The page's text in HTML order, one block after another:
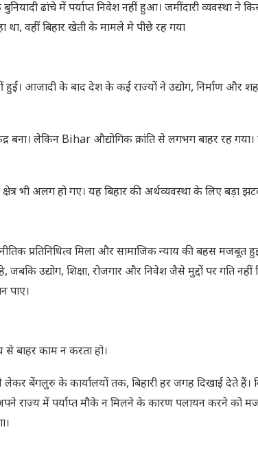
ढांचे में पर्याप्त निवेश नहीं हुआ। जमींदारी व्यवस्था ने
वहीं बिहार खेती के मामले मे पीछे रह गया
आजादी के बाद देश के कई राज्यों ने उद्योग, निर्माण और
बना। लेकिन Bihar औद्योगिक क्रांति से लगभग बाहर रह
भी अलग हो गए। यह बिहार की अर्थव्यवस्था के लिए बड़ा
प्रतिनिधित्व मिला और सामाजिक न्याय की बहस मजबूत
उद्योग, शिक्षा, रोजगार और निवेश जैसे मुद्दों पर गति नहीं
पाए।
से बाहर काम न करता हो।
बेंगलुरु के कार्यालयों तक, बिहारी हर जगह दिखाई देते हैं।
राज्य में पर्याप्त मौके न मिलने के कारण पलायन करने को